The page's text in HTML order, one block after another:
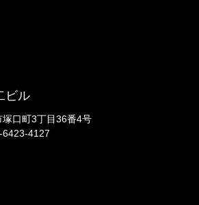
ビル
口町3丁目36番4号
-6423-4127